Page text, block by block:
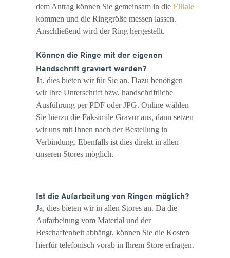
dem Antrag können Sie gemeinsam in die Filiale
kommen und die Ringgröße messen lassen.
Anschließend wird der Ring hergestellt.
Können die Ringe mit der eigenen
Handschrift graviert werden?
Ja, dies bieten wir für Sie an. Dazu benötigen
wir Ihre Unterschrift bzw. handschriftliche
Ausführung per PDF oder JPG. Online wählen
Sie hierzu die Faksimile Gravur aus, dann setzen
wir uns mit Ihnen nach der Bestellung in
Verbindung. Ebenfalls ist dies direkt in allen
unseren Stores möglich.
Ist die Aufarbeitung von Ringen möglich?
Ja, dies bieten wir in allen Stores an. Da die
Aufarbeitung vom Material und der
Beschaffenheit abhängt, können Sie die Kosten
hierfür telefonisch vorab in Ihrem Store erfragen.